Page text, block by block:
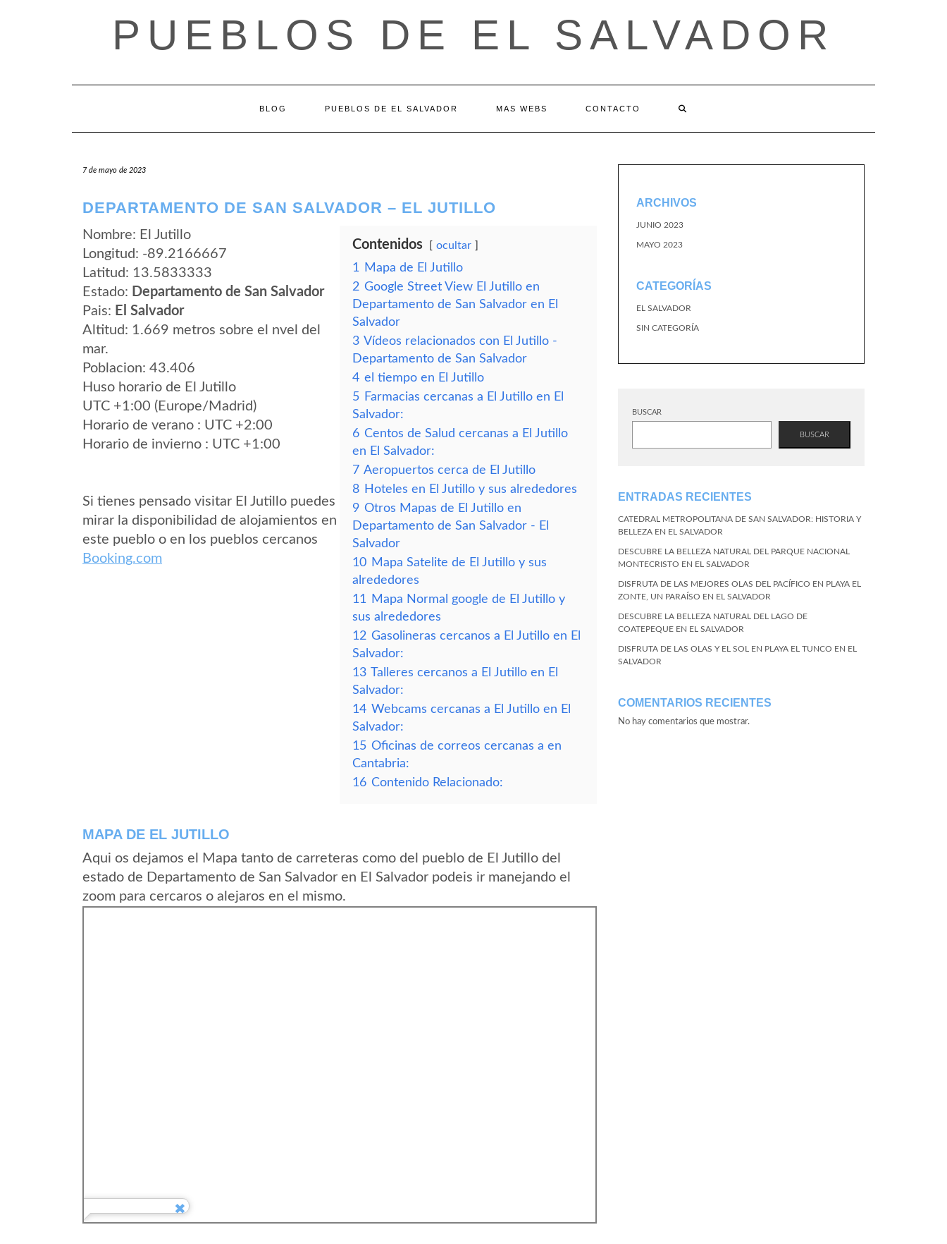
PUEBLOS DE EL SALVADOR
BLOG PUEBLOS DE EL SALVADOR MAS WEBS CONTACTO
7 de mayo de 2023
DEPARTAMENTO DE SAN SALVADOR – EL JUTILLO
Nombre: El Jutillo
Longitud: -89.2166667
Latitud: 13.5833333
Estado: Departamento de San Salvador
Pais: El Salvador
Altitud: 1.669 metros sobre el nvel del
mar.
Poblacion: 43.406
Huso horario de El Jutillo
UTC +1:00 (Europe/Madrid)
Horario de verano : UTC +2:00
Horario de invierno : UTC +1:00
Si tienes pensado visitar El Jutillo puedes
mirar la disponibilidad de alojamientos en
este pueblo o en los pueblos cercanos
Booking.com
Contenidos ocultar
1
Mapa de El Jutillo
2 Google Street View El Jutillo en
Departamento de San Salvador en El
Salvador
3 Vídeos relacionados con El Jutillo -
Departamento de San Salvador
4 el tiempo en El Jutillo
5 Farmacias cercanas a El Jutillo en El
Salvador:
6 Centos de Salud cercanas a El Jutillo
en El Salvador:
7 Aeropuertos cerca de El Jutillo
8 Hoteles en El Jutillo y sus alrededores
9 Otros Mapas de El Jutillo en
Departamento de San Salvador - El
Salvador
10 Mapa Satelite de El Jutillo y sus
alrededores
11
Mapa Normal google de El Jutillo y
sus alrededores
12 Gasolineras cercanos a El Jutillo en El
Salvador:
13 Talleres cercanos a El Jutillo en El
Salvador:
14 Webcams cercanas a El Jutillo en El
Salvador:
15 Oficinas de correos cercanas a en
Cantabria:
16 Contenido Relacionado:
MAPA DE EL JUTILLO
Aqui os dejamos el Mapa tanto de carreteras como del pueblo de El Jutillo del
estado de Departamento de San Salvador en El Salvador podeis ir manejando el
zoom para cercaros o alejaros en el mismo.
ARCHIVOS
JUNIO 2023
MAYO 2023
CATEGORÍAS
EL SALVADOR
SIN CATEGORÍA
BUSCAR
BUSCAR
ENTRADAS RECIENTES
CATEDRAL METROPOLITANA DE SAN SALVADOR: HISTORIA Y
BELLEZA EN EL SALVADOR
DESCUBRE LA BELLEZA NATURAL DEL PARQUE NACIONAL
MONTECRISTO EN EL SALVADOR
DISFRUTA DE LAS MEJORES OLAS DEL PACÍFICO EN PLAYA EL
ZONTE, UN PARAÍSO EN EL SALVADOR
DESCUBRE LA BELLEZA NATURAL DEL LAGO DE
COATEPEQUE EN EL SALVADOR
DISFRUTA DE LAS OLAS Y EL SOL EN PLAYA EL TUNCO EN EL
SALVADOR
COMENTARIOS RECIENTES
No hay comentarios que mostrar.